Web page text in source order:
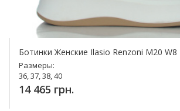
Ботинки Женские Ilasio Renzoni М20 W8
Размеры:
36, 37, 38, 40
14 465 грн.